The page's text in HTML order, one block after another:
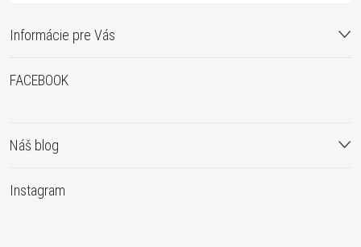
Informácie pre Vás
FACEBOOK
Náš blog
Instagram